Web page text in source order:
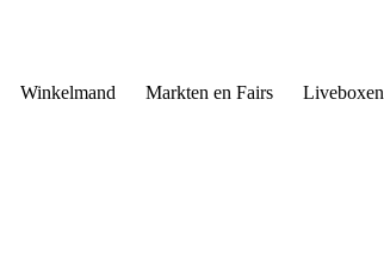
Winkelmand Markten en Fairs Liveboxen